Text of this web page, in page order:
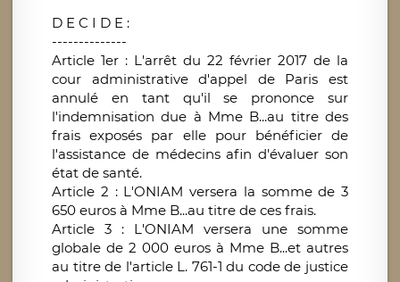
D E C I D E :
--------------
Article 1er : L'arrêt du 22 février 2017 de la
cour administrative d'appel de Paris est
annulé en tant qu'il se prononce sur
l'indemnisation due à Mme B...au titre des
frais exposés par elle pour bénéficier de
l'assistance de médecins afin d'évaluer son
état de santé.
Article 2 : L'ONIAM versera la somme de 3
650 euros à Mme B...au titre de ces frais.
Article 3 : L'ONIAM versera une somme
globale de 2 000 euros à Mme B...et autres
au titre de l'article L. 761-1 du code de justice